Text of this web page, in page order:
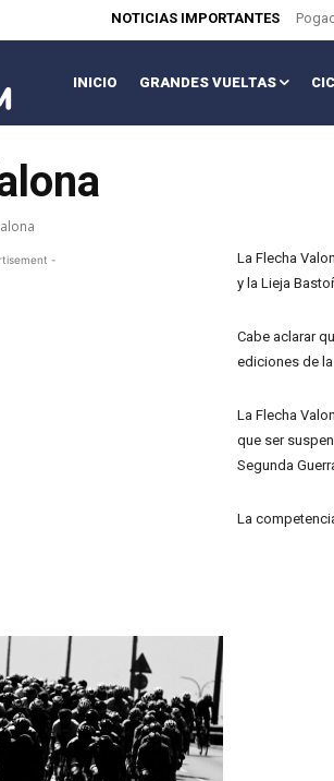
NOTICIAS IMPORTANTES
INICIO GRANDES VUELTAS
-
La Flecha
y la Lieja
Cabe aclarar
ediciones de
La Flecha
que ser
Segunda
La